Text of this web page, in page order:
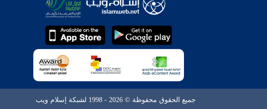
جميع الحقوق محفوظة © 2026 - 1998 لشبكة إسلام ويب